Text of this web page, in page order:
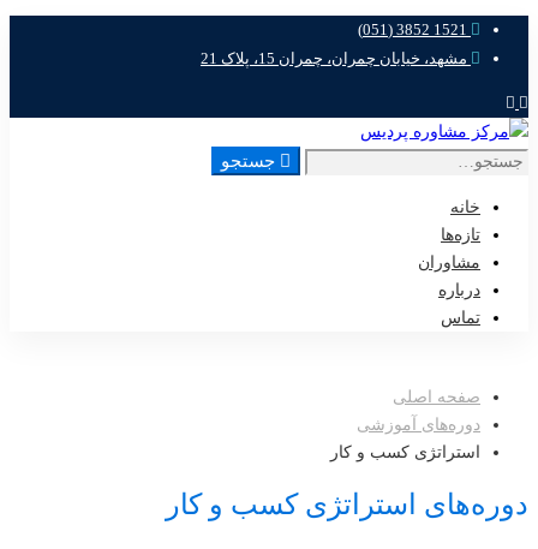
1521 3852 (051)
مشهد، خیابان چمران، چمران 15، پلاک 21
جستجو
خانه
تازه‌ها
مشاوران
درباره
تماس
صفحه اصلی
دوره‌های آموزشی
استراتژی کسب و کار
دوره‌های استراتژی کسب و کار